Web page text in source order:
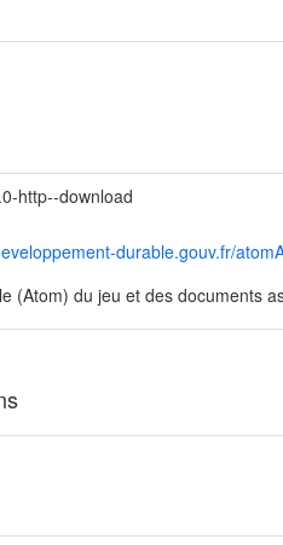
http--download
durable.gouv.fr/
(Atom) du jeu et des documents